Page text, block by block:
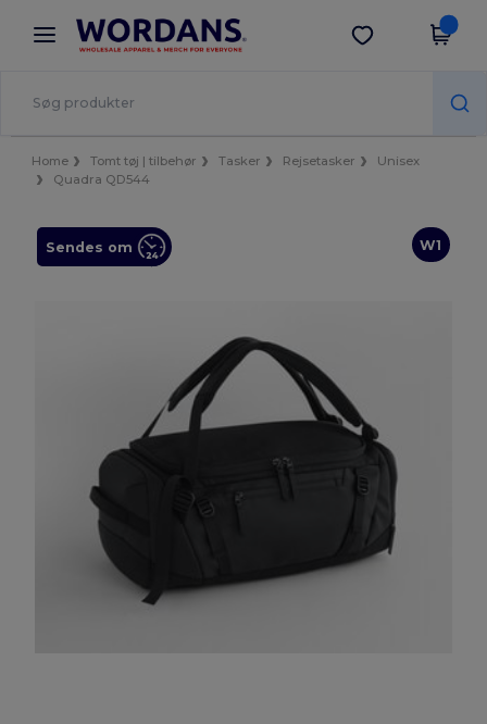
× Wordans-app
Bedre priser i appen!
Hent app
Home Tomt tøj | tilbehør Tasker Rejsetasker
Unisex
Quadra QD544
W1
Sendes om